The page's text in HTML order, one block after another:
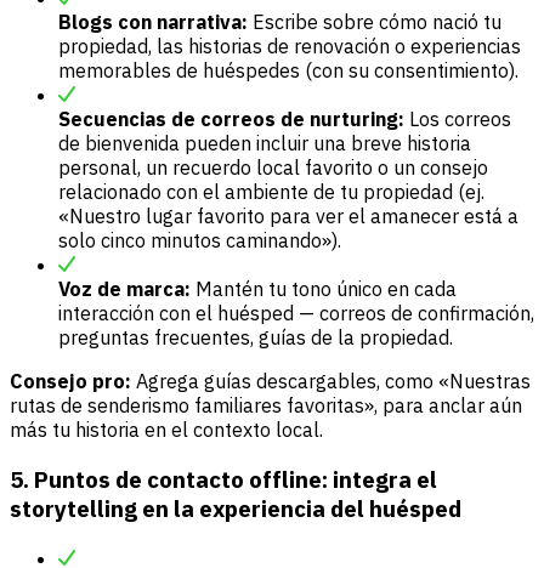
Blogs con narrativa: Escribe sobre cómo nació tu
propiedad, las historias de renovación o experiencias
memorables de huéspedes (con su consentimiento).
Secuencias de correos de nurturing: Los correos
de bienvenida pueden incluir una breve historia
personal, un recuerdo local favorito o un consejo
relacionado con el ambiente de tu propiedad (ej.
«Nuestro lugar favorito para ver el amanecer está a
solo cinco minutos caminando»).
Voz de marca: Mantén tu tono único en cada
interacción con el huésped — correos de confirmación,
preguntas frecuentes, guías de la propiedad.
Consejo pro: Agrega guías descargables, como «Nuestras
rutas de senderismo familiares favoritas», para anclar aún
más tu historia en el contexto local.
5. Puntos de contacto offline: integra el
storytelling en la experiencia del huésped